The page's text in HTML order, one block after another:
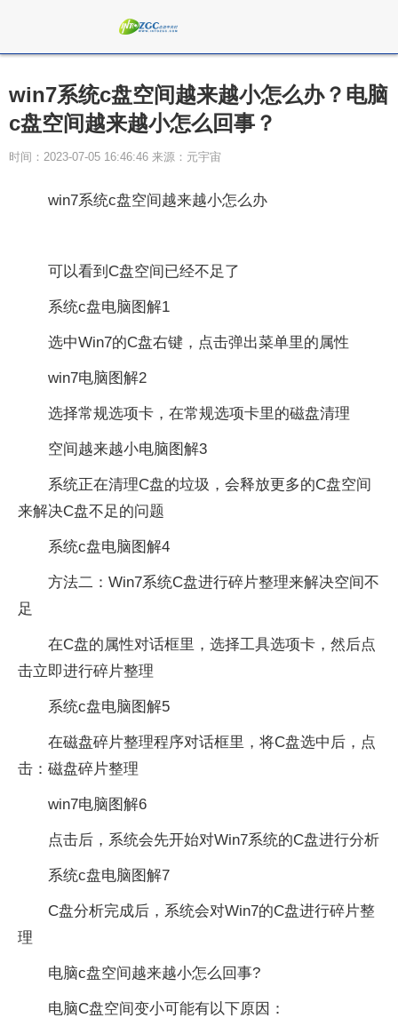
win7系统c盘空间越来越小怎么办？电脑
c盘空间越来越小怎么回事？
时间：2023-07-05 16:46:46 来源：元宇宙
win7系统c盘空间越来越小怎么办
可以看到C盘空间已经不足了
系统c盘电脑图解1
选中Win7的C盘右键，点击弹出菜单里的属性
win7电脑图解2
选择常规选项卡，在常规选项卡里的磁盘清理
空间越来越小电脑图解3
系统正在清理C盘的垃圾，会释放更多的C盘空间
来解决C盘不足的问题
系统c盘电脑图解4
方法二：Win7系统C盘进行碎片整理来解决空间不
足
在C盘的属性对话框里，选择工具选项卡，然后点
击立即进行碎片整理
系统c盘电脑图解5
在磁盘碎片整理程序对话框里，将C盘选中后，点
击：磁盘碎片整理
win7电脑图解6
点击后，系统会先开始对Win7系统的C盘进行分析
系统c盘电脑图解7
C盘分析完成后，系统会对Win7的C盘进行碎片整
理
电脑c盘空间越来越小怎么回事?
电脑C盘空间变小可能有以下原因：